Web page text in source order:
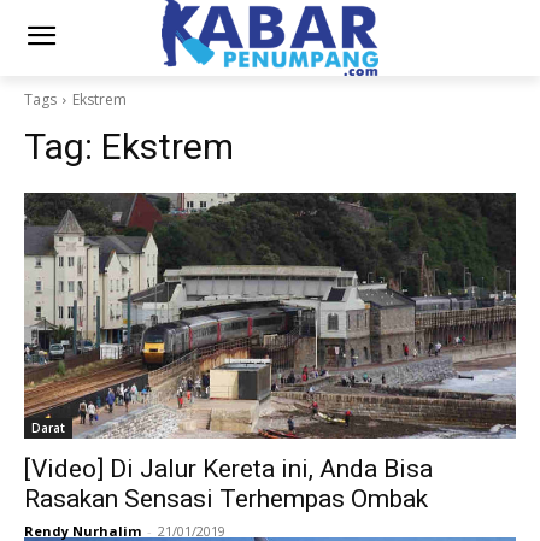
Tags Ekstrem
Tag: Ekstrem
Darat
[Video] Di Jalur Kereta ini, Anda Bisa
Rasakan Sensasi Terhempas Ombak
Rendy Nurhalim - 21/01/2019